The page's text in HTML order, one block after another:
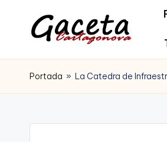
Saltar
al
G
a
e
Gaceta
Cartagonova,
Portada » La Catedra de